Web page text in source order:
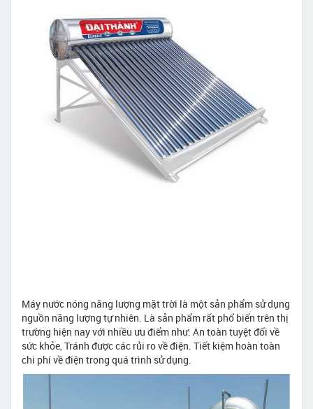
Máy nước nóng năng lượng mặt trời là một sản phẩm sử dụng
nguồn năng lượng tự nhiên. Là sản phẩm rất phổ biến trên thị
trường hiện nay với nhiều ưu điểm như: An toàn tuyệt đối về
sức khỏe, Tránh được các rủi ro về điện. Tiết kiệm hoàn toàn
chi phí về điện trong quá trình sử dụng.